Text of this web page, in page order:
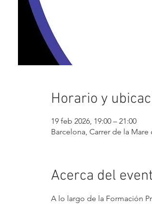
Horario y
19 feb 2026, 19:00 – 21:00
Barcelona, Carrer de la
Acerca del
A lo largo de la Formación